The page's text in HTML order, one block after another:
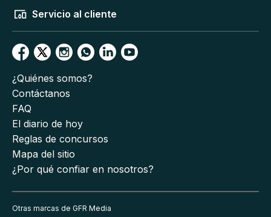
Servicio al cliente
¿Quiénes somos?
Contáctanos
FAQ
El diario de hoy
Reglas de concursos
Mapa del sitio
¿Por qué confiar en nosotros?
Otras marcas de GFR Media